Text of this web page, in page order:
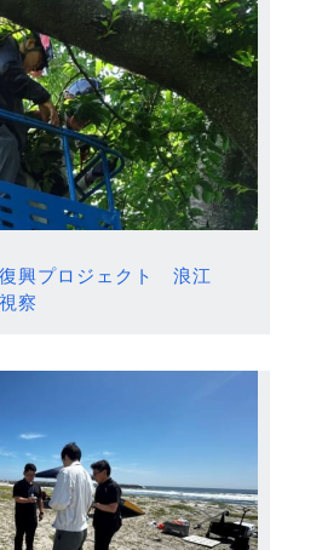
興プロジェクト 浪江
察